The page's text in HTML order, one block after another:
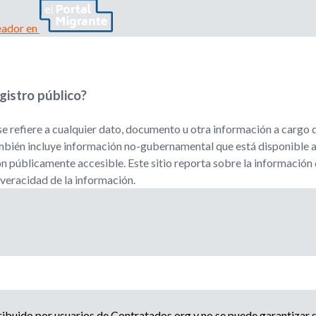
o
b
u
r
c
l
u
g
en
público?
refiere a cualquier dato, documento u otra información a cargo
incluye información no-gubernamental que está disponible
públicamente accesible. Este sitio reporta sobre la información
de la información.